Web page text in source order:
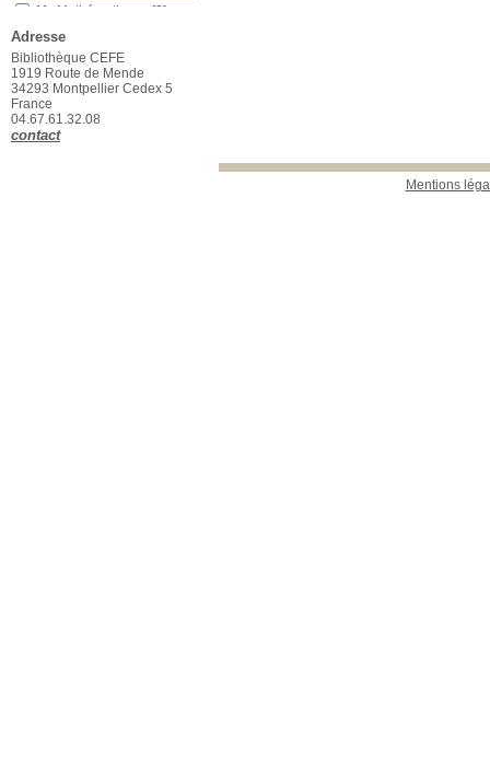
Mentions
11_Mathématiques
11_Mathématiques [2]
12_Sciences_du_sol
12_Sciences_du_sol
21_Sciences_Humaines
21_Sciences_Humaines
[1]
23_Publications_CEFE
23_Publications_CEFE
Adresse
Bibliothèque CEFE
1919 Route de Mende
34293 Montpellier Cedex 5
France
04.67.61.32.08
contact